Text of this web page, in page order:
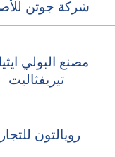
شركة جوتن
مصنع البولي
تيريفثاليت
رويالتون